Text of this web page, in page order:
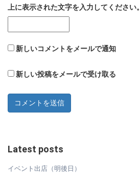
上に表示された文字を入力してください。
新しいコメントをメールで通知
新しい投稿をメールで受け取る
Latest posts
イベント出店（明後日）